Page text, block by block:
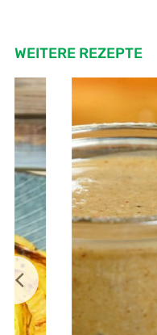
WEITERE REZEPTE